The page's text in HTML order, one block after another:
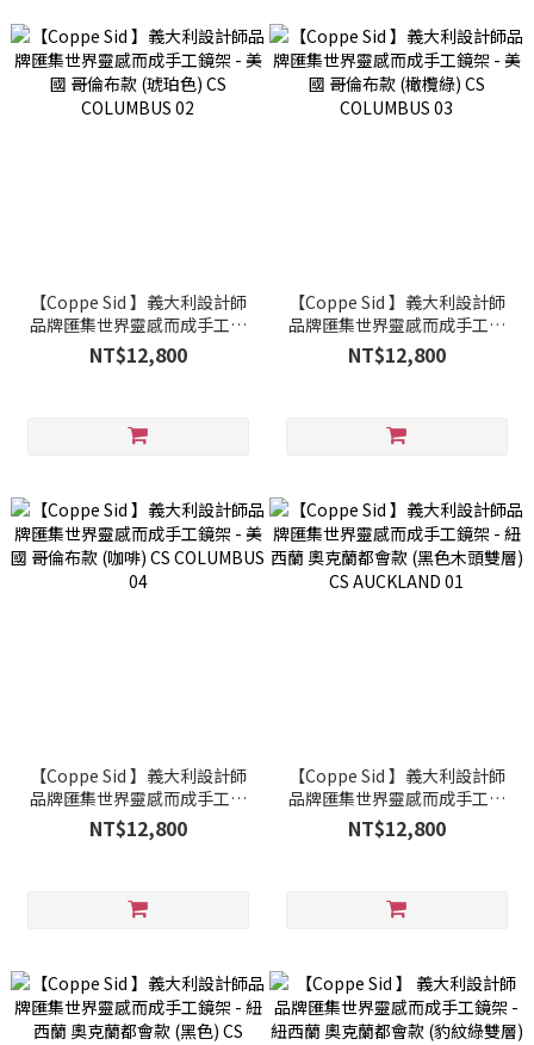
【Coppe Sid 】義大利設計師
品牌匯集世界靈感而成手工鏡
架 - 美國 哥倫布款 (琥珀色) CS
COLUMBUS 02
NT$12,800
【Coppe Sid 】義大利設計師
品牌匯集世界靈感而成手工鏡
架 - 美國 哥倫布款 (橄欖綠) CS
COLUMBUS 03
NT$12,800
【Coppe Sid 】義大利設計師
品牌匯集世界靈感而成手工鏡
架 - 美國 哥倫布款 (咖啡) CS
COLUMBUS 04
NT$12,800
【Coppe Sid 】義大利設計師
品牌匯集世界靈感而成手工鏡
架 - 紐西蘭 奧克蘭都會款 (黑色
木頭雙層) CS AUCKLAND 01
NT$12,800